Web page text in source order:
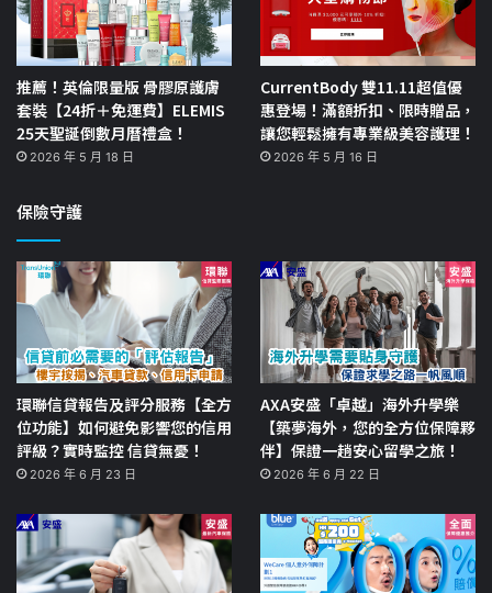
推薦！英倫限量版 骨膠原護膚
套裝【24折＋免運費】ELEMIS
25天聖誕倒數月曆禮盒！
2026 年 5 月 18 日
CurrentBody 雙11.11超值優
惠登場！滿額折扣、限時贈品，
讓您輕鬆擁有專業級美容護理！
2026 年 5 月 16 日
保險守護
環聯信貸報告及評分服務【全方
位功能】如何避免影響您的信用
評級？實時監控 信貸無憂！
2026 年 6 月 23 日
AXA安盛「卓越」海外升學樂
【築夢海外，您的全方位保障夥
伴】保證一趟安心留學之旅！
2026 年 6 月 22 日